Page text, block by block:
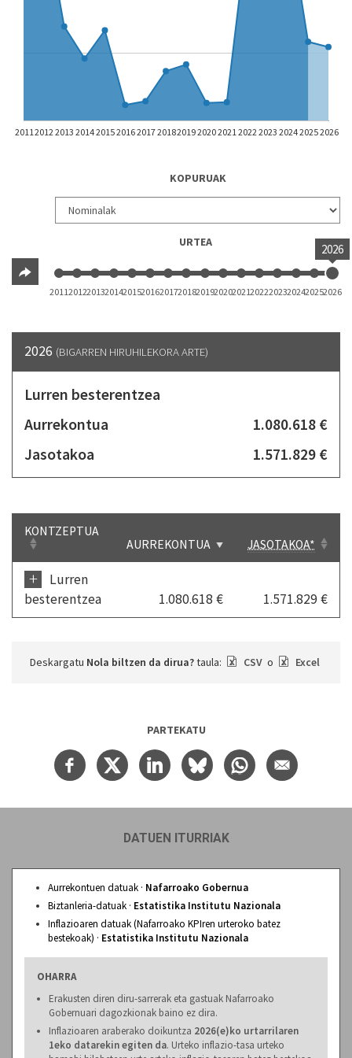
2011 2012 2013 20142015201620172018201920202021 20222023202420252026
KOPURUAK
URTEA 2026
2011201220132014201520162017201820192020202120222023202420252026
2026 (BIGARREN HIRUHILEKORA ARTE)
Lurren besterentzea
Aurrekontua
1.080.618 €
Jasotakoa
1.571.829 €
KONTZEPTUA
AURREKONTUA
JASOTAKOA*
+
Lurren
besterentzea
1.080.618 € 1.571.829 €
Deskargatu Nola biltzen da dirua?taula: CSV o Excel
PARTEKATU
DATUEN ITURRIAK
Aurrekontuen datuak · Nafarroako Gobernua
Biztanleria-datuak · Estatistika Institutu Nazionala
Inflazioaren datuak (Nafarroako KPIren urteroko batez
bestekoak) · Estatistika Institutu Nazionala
OHARRA
Erakusten diren diru-sarrerak eta gastuak Nafarroako
Gobernuari dagozkionak baino ez dira.
Inflazioaren araberako doikuntza 2026(e)ko urtarrilaren
1eko datarekin egiten da. Urteko inflazio-tasa urteko